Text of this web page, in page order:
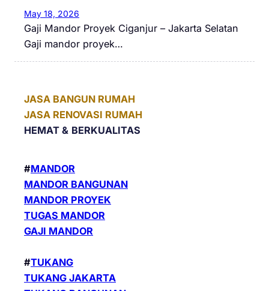
May 18, 2026
Gaji Mandor Proyek Ciganjur – Jakarta Selatan
Gaji mandor proyek…
JASA BANGUN RUMAH
JASA RENOVASI RUMAH
HEMAT & BERKUALITAS
#MANDOR
MANDOR BANGUNAN
MANDOR PROYEK
TUGAS MANDOR
GAJI MANDOR
#TUKANG
TUKANG JAKARTA